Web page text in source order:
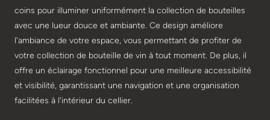
coins pour illuminer uniformément la collection de bouteilles
avec une lueur douce et ambiante. Ce design améliore
l'ambiance de votre espace, vous permettant de profiter de
votre collection de bouteille de vin à tout moment. De plus, il
offre un éclairage fonctionnel pour une meilleure accessibilité
et visibilité, garantissant une navigation et une organisation
facilitées à l'intérieur du cellier.